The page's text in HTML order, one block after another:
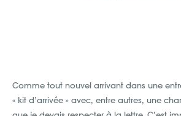
Comme tout nouvel arrivant dans une
« kit d’arrivée » avec, entre autres, une